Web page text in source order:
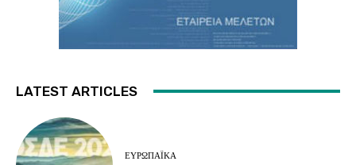
LATEST ARTICLES
ΕΥΡΩΠΑΪΚΆ